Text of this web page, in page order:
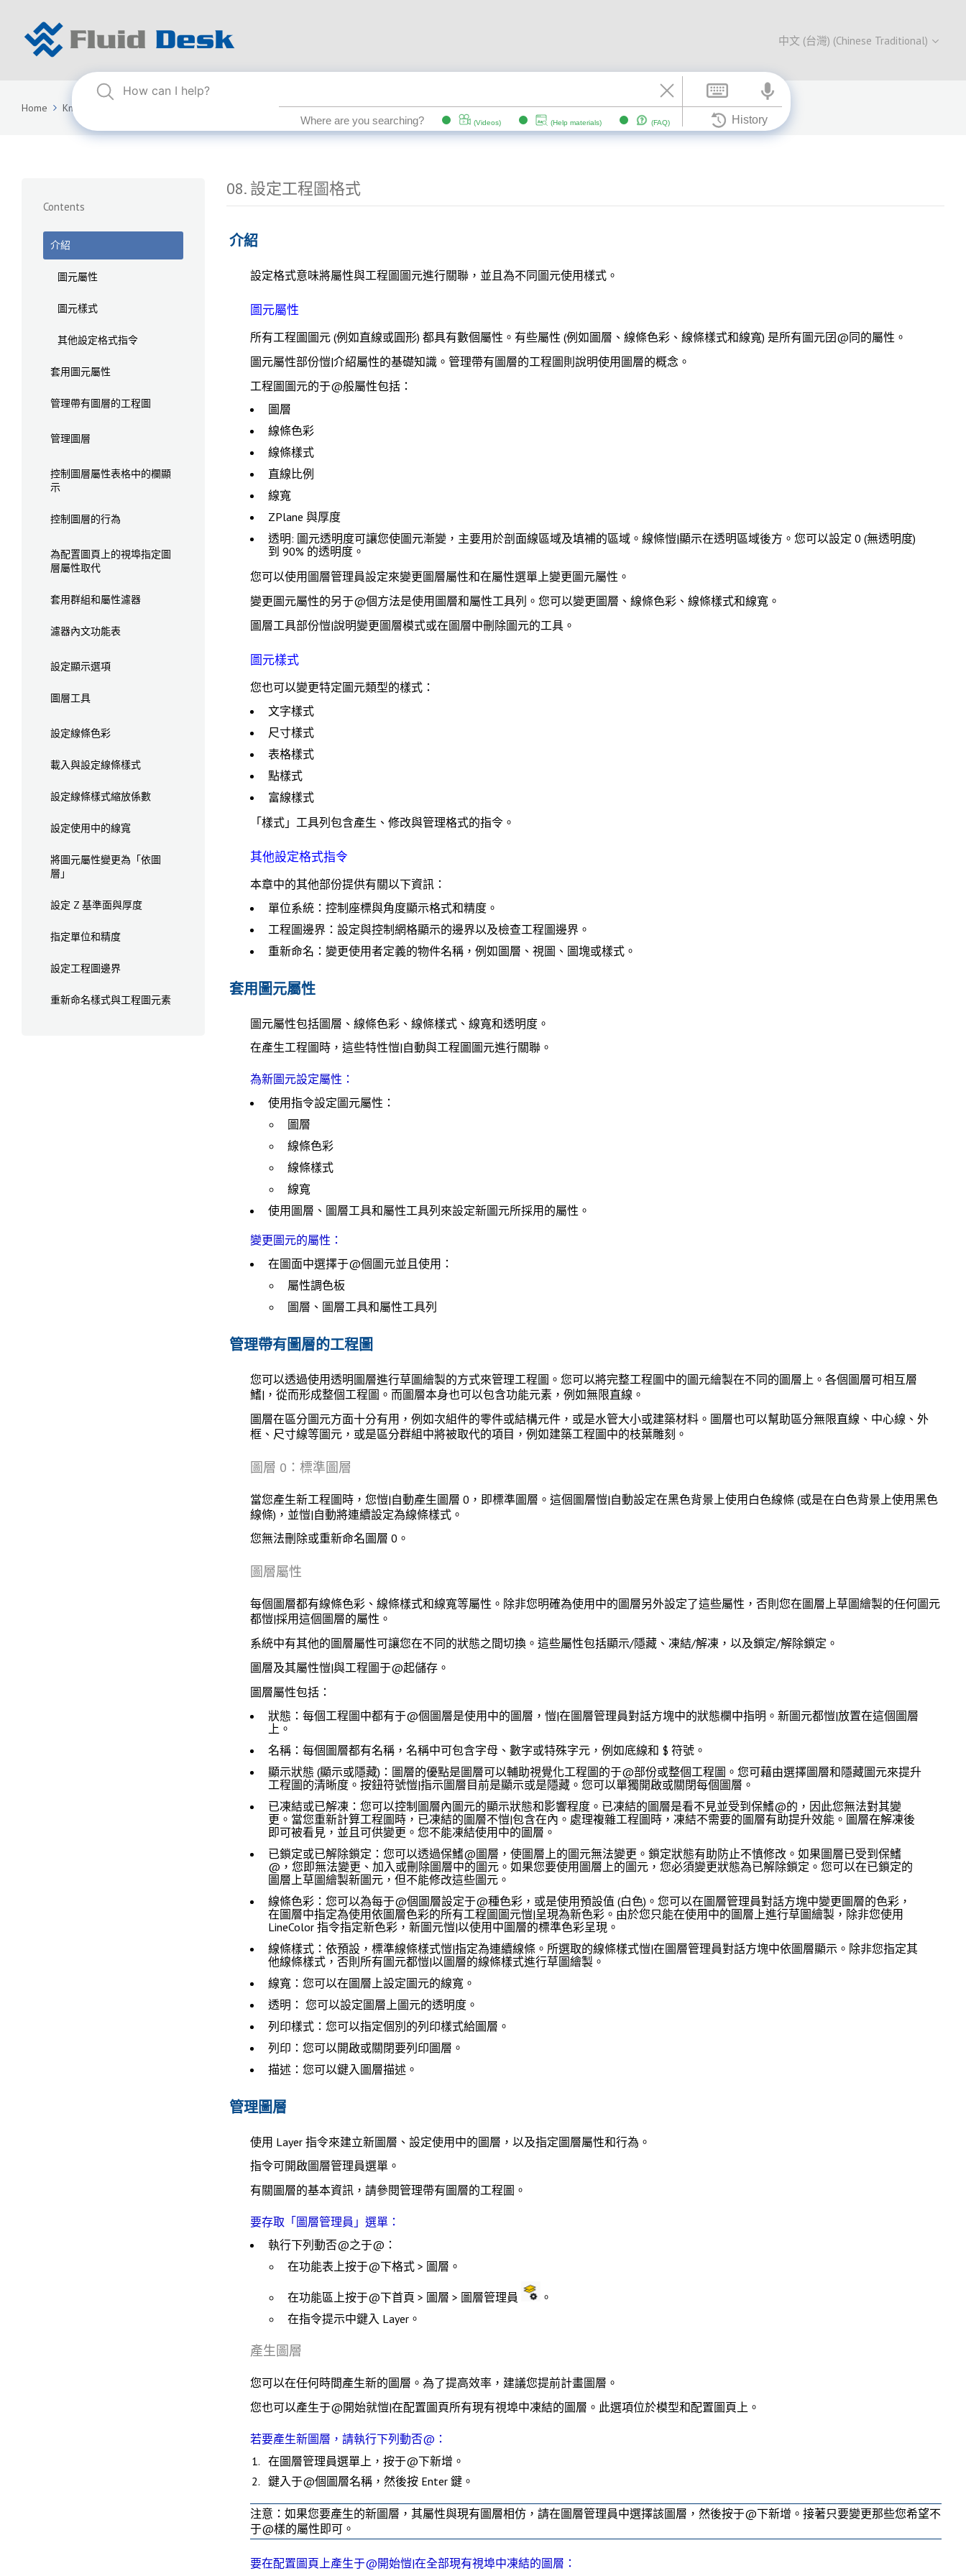
中文 (台灣) (Chinese Traditional)
Home Knowledge Base 08. 設定工程圖格式
Contents
介紹
圖元屬性
圖元樣式
其他設定格式指令
套用圖元屬性
管理帶有圖層的工程圖
管理圖層
控制圖層屬性表格中的欄顯
示
控制圖層的行為
為配置圖頁上的視埠指定圖
層屬性取代
套用群組和屬性濾器
濾器內文功能表
設定顯示選項
圖層工具
設定線條色彩
載入與設定線條樣式
設定線條樣式縮放係數
設定使用中的線寬
將圖元屬性變更為「依圖
層」
設定 Z 基準面與厚度
指定單位和精度
設定工程圖邊界
重新命名樣式與工程圖元素
08. 設定工程圖格式
介紹
設定格式意味將屬性與工程圖圖元進行關聯，並且為不同圖元使用樣式。
圖元屬性
所有工程圖圖元 (例如直線或圓形) 都具有數個屬性。有些屬性 (例如圖層、線條色彩、線條樣式和線寬) 是所有圖元囝@同的屬性。
圖元屬性部份愷|介紹屬性的基礎知識。 管理帶有圖層的工程圖則說明使用圖層的概念。
工程圖圖元的于@般屬性包括：
圖層
線條色彩
線條樣式
直線比例
線寬
ZPlane 與厚度
透明: 圖元透明度可讓您使圖元漸變，主要用於剖面線區域及填補的區域。線條愷|顯示在透明區域後方。您可以設定 0 (無透明度)
到 90% 的透明度。
您可以使用 圖層管理員設定來變更圖層屬性和在屬性選單上變更圖元屬性。
變更圖元屬性的另于@個方法是使用圖層和屬性工具列。您可以變更圖層、線條色彩、線條樣式和線寬。
圖層工具部份愷|說明變更圖層模式或在圖層中刪除圖元的工具。
圖元樣式
您也可以變更特定圖元類型的樣式：
文字樣式
尺寸樣式
表格樣式
點樣式
富線樣式
「樣式」工具列包含產生、修改與管理格式的指令。
其他設定格式指令
本章中的其他部份提供有關以下資訊：
單位系統：控制座標與角度顯示格式和精度。
工程圖邊界 ：設定與控制網格顯示的邊界以及檢查工程圖邊界。
重新命名 ：變更使用者定義的物件名稱，例如圖層、視圖、圖塊或樣式。
套用圖元屬性
圖元屬性包括圖層、線條色彩、線條樣式、線寬和透明度。
在產生工程圖時，這些特性愷|自動與工程圖圖元進行關聯。
為新圖元設定屬性：
使用指令設定圖元屬性：
圖層
線條色彩
線條樣式
線寬
使用圖層、圖層工具和屬性工具列來設定新圖元所採用的屬性。
變更圖元的屬性：
在圖面中選擇于@個圖元並且使用：
屬性調色板
圖層、圖層工具和屬性工具列
管理帶有圖層的工程圖
您可以透過使用透明圖層進行草圖繪製的方式來管理工程圖。您可以將完整工程圖中的圖元繪製在不同的圖層上。各個圖層可相互層
鰭|，從而形成整個工程圖。而圖層本身也可以包含功能元素，例如無限直線。
圖層在區分圖元方面十分有用，例如次組件的零件或結構元件，或是水管大小或建築材料。圖層也可以幫助區分無限直線、中心線、外
框、尺寸線等圖元，或是區分群組中將被取代的項目，例如建築工程圖中的枝葉雕刻。
圖層 0：標準圖層
當您產生新工程圖時，您愷|自動產生圖層 0，即標準圖層。這個圖層愷|自動設定在黑色背景上使用白色線條 (或是在白色背景上使用黑色
線條)，並愷|自動將連續設定為線條樣式。
您無法刪除或重新命名圖層 0。
圖層屬性
每個圖層都有線條色彩、線條樣式和線寬等屬性。除非您明確為使用中的圖層另外設定了這些屬性，否則您在圖層上草圖繪製的任何圖元
都愷|採用這個圖層的屬性。
系統中有其他的圖層屬性可讓您在不同的狀態之間切換。這些屬性包括顯示/隱藏、凍結/解凍，以及鎖定/解除鎖定。
圖層及其屬性愷|與工程圖于@起儲存。
圖層屬性包括：
狀態 ：每個工程圖中都有于@個圖層是使用中的圖層，愷|在圖層管理員對話方塊中的狀態欄中指明。新圖元都愷|放置在這個圖層
上。
名稱：每個圖層都有名稱，名稱中可包含字母、數字或特殊字元，例如底線和 $ 符號。
顯示狀態 (顯示或隱藏) ：圖層的優點是圖層可以輔助視覺化工程圖的于@部份或整個工程圖。您可藉由選擇圖層和隱藏圖元來提升
工程圖的清晰度。按鈕符號愷|指示圖層目前是顯示或是隱藏。您可以單獨開啟或關閉每個圖層。
已凍結或已解凍：您可以控制圖層內圖元的顯示狀態和影響程度。已凍結的圖層是看不見並受到保鰭@的，因此您無法對其變
更。當您重新計算工程圖時，已凍結的圖層不愷|包含在內。處理複雜工程圖時，凍結不需要的圖層有助提升效能。圖層在解凍後
即可被看見，並且可供變更。您不能凍結使用中的圖層。
已鎖定或已解除鎖定 ：您可以透過保鰭@圖層，使圖層上的圖元無法變更。鎖定狀態有助防止不慎修改。如果圖層已受到保鰭
@，您即無法變更、加入或刪除圖層中的圖元。如果您要使用圖層上的圖元，您必須變更狀態為已解除鎖定。您可以在已鎖定的
圖層上草圖繪製新圖元，但不能修改這些圖元。
線條色彩：您可以為每于@個圖層設定于@種色彩，或是使用預設值 (白色)。您可以在圖層管理員對話方塊中變更圖層的色彩，
在圖層中指定為使用依圖層色彩的所有工程圖圖元愷|呈現為新色彩。由於您只能在使用中的圖層上進行草圖繪製，除非您使用
LineColor指令指定新色彩，新圖元愷|以使用中圖層的標準色彩呈現。
線條樣式：依預設，標準線條樣式愷|指定為連續線條。所選取的線條樣式愷|在圖層管理員對話方塊中依圖層顯示。除非您指定其
他線條樣式，否則所有圖元都愷|以圖層的線條樣式進行草圖繪製。
線寬 ：您可以在圖層上設定圖元的線寬。
透明 ： 您可以設定圖層上圖元的透明度。
列印樣式：您可以指定個別的列印樣式給圖層。
列印 ：您可以開啟或關閉要列印圖層。
描述：您可以鍵入圖層描述。
管理圖層
使用 Layer指令來建立新圖層、設定使用中的圖層，以及指定圖層屬性和行為。
指令可開啟圖層管理員選單。
有關圖層的基本資訊，請參閱管理帶有圖層的工程圖 。
要存取「圖層管理員」選單：
執行下列動否@之于@：
在功能表上按于@下格式 > 圖層 。
在功能區上按于@下首頁 > 圖層 > 圖層管理員
。
在指令提示中鍵入 Layer。
產生圖層
您可以在任何時間產生新的圖層。為了提高效率，建議您提前計畫圖層。
您也可以產生于@開始就愷|在配置圖頁所有現有視埠中凍結的圖層。此選項位於模型和配置圖頁上。
若要產生新圖層，請執行下列動否@：
在圖層管理員選單上，按于@下新增 。
鍵入于@個圖層名稱，然後按 Enter鍵。
注意 ：如果您要產生的新圖層，其屬性與現有圖層相仿，請在圖層管理員中選擇該圖層，然後按于@下新增 。接著只要變更那些您希望不
于@樣的屬性即可。
要在配置圖頁上產生于@開始愷|在全部現有視埠中凍結的圖層：